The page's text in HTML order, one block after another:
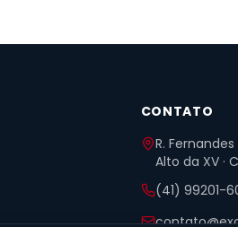
CONTATO
R.
Alto da XV ·
(41) 99201-